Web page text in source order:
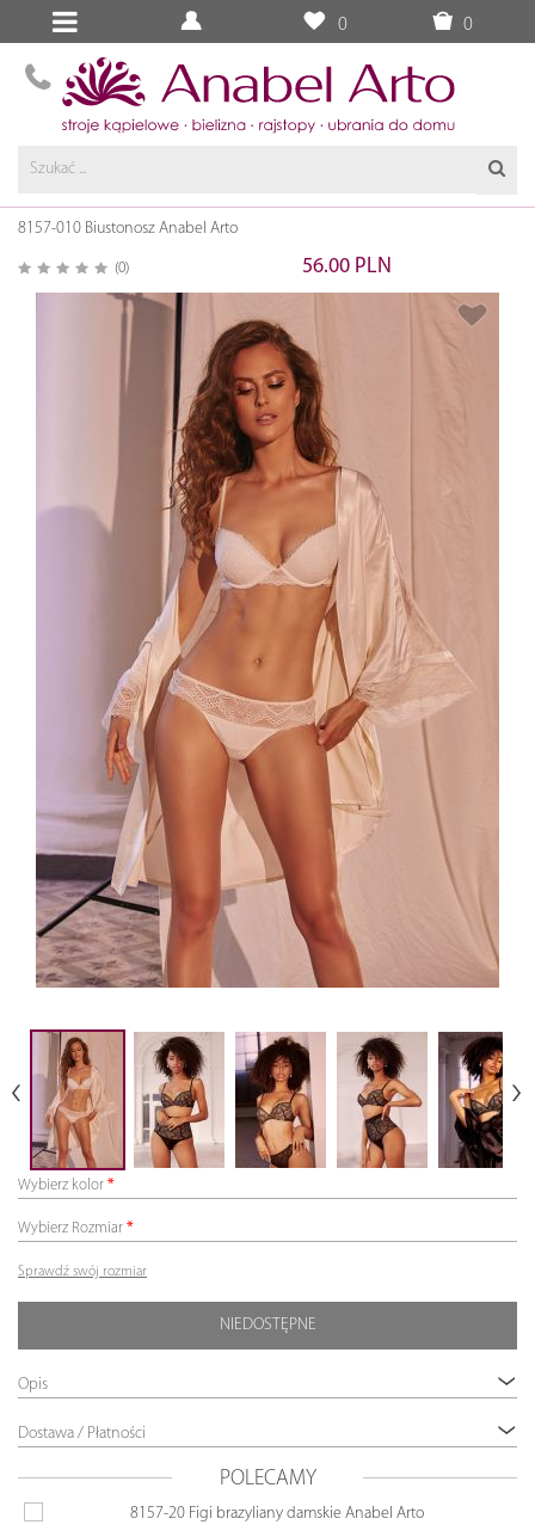
0 0
8157-010 Biustonosz Anabel Arto
(0) 56.00 PLN
Wybierz kolor
Wybierz Rozmiar
Sprawdź swój rozmiar
NIEDOSTĘPNE
Opis
Dostawa / Płatności
POLECAMY